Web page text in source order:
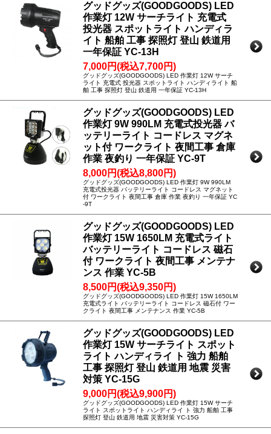
グッドグッズ(GOODGOODS) LED
作業灯 12W サーチライト 充電式
投光器 スポットライト ハンディラ
イト 船舶 工事 探照灯 登山 鉄道用
一年保証 YC-13H
7,000円(税込7,700円)
グッドグッズ(GOODGOODS) LED 作業灯 12W サーチ
ライト 充電式 投光器 スポットライト ハンディライト 船
舶 工事 探照灯 登山 鉄道用 一年保証 YC-13H
グッドグッズ(GOODGOODS) LED
作業灯 9W 990LM 充電式投光器 バ
ッテリーライト コードレス マグネ
ット付 ワークライト 夜間工事 倉庫
作業 夜釣り 一年保証 YC-9T
8,000円(税込8,800円)
グッドグッズ(GOODGOODS) LED 作業灯 9W 990LM
充電式投光器 バッテリーライト コードレス マグネット
付 ワークライト 夜間工事 倉庫 作業 夜釣り 一年保証 YC
-9T
グッドグッズ(GOODGOODS) LED
作業灯 15W 1650LM 充電式ライト
バッテリーライト コードレス 磁石
付 ワークライト 夜間工事 メンテナ
ンス 作業 YC-5B
8,500円(税込9,350円)
グッドグッズ(GOODGOODS) LED 作業灯 15W 1650LM
充電式ライト バッテリーライト コードレス 磁石付 ワー
クライト 夜間工事 メンテナンス 作業 YC-5B
グッドグッズ(GOODGOODS) LED
作業灯 15W サーチライト スポット
ライト ハンディライ ト 強力 船舶
工事 探照灯 登山 鉄道用 地震 災害
対策 YC-15G
9,000円(税込9,900円)
グッドグッズ(GOODGOODS) LED 作業灯 15W サーチ
ライト スポットライト ハンディライ ト 強力 船舶 工事
探照灯 登山 鉄道用 地震 災害対策 YC-15G